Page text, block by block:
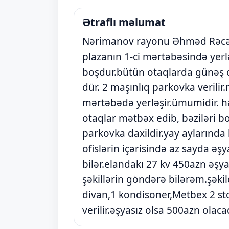
Ətraflı məlumat
Nərimanov rayonu Əhməd
plazanın 1-ci mərtəbəsində
boşdur.bütün otaqlarda günəş
dür. 2 maşınlıq parkovka
mərtəbədə yerləşir.ümumidir.
otaqlar mətbəx edib, bəziləri
parkovka daxildir.yay
ofislərin içərisində az sayda
bilər.elandakı 27 kv 450azn
şəkillərin göndərə
divan,1 kondisoner,Metbex 2
verilir.əşyasız olsa 500azn